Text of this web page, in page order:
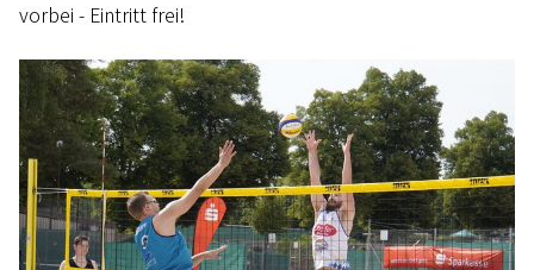
vorbei - Eintritt frei!